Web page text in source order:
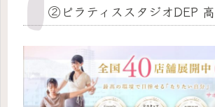
②ピラティススタジオDEP